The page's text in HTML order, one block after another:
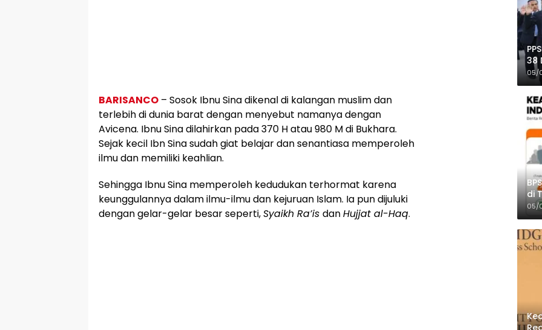
BARISANCO – Sosok Ibnu Sina dikenal di kalangan muslim dan
terlebih di dunia barat dengan menyebut namanya dengan
Avicena. Ibnu Sina dilahirkan pada 370 H atau 980 M di Bukhara.
Sejak kecil Ibn Sina sudah giat belajar dan senantiasa memperoleh
ilmu dan memiliki keahlian.
Sehingga Ibnu Sina memperoleh kedudukan terhormat karena
keunggulannya dalam ilmu-ilmu dan kejuruan Islam. Ia pun dijuluki
dengan gelar-gelar besar seperti,Syaikh Ra’is danHujjat al-Haq.
38
05/
di
05/